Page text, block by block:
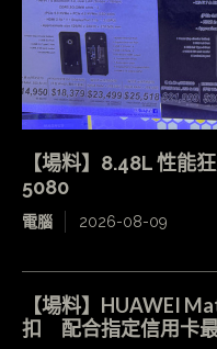
【場料】8.48L 性能
5080
電腦 2026-08-09
【場料】HUAWEI
扣 配合指定信用卡